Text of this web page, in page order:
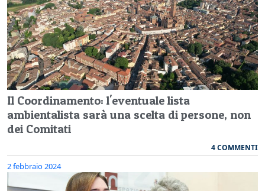
Il Coordinamento: l'eventuale lista
ambientalista sarà una scelta di persone, non
dei Comitati
4 COMMENTI
2 febbraio 2024